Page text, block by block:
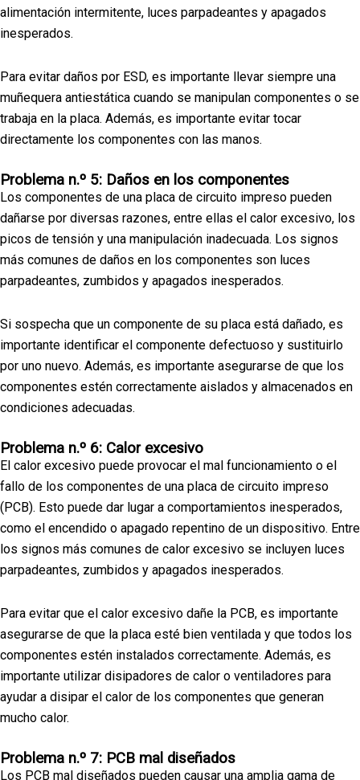
alimentación intermitente, luces parpadeantes y apagados
inesperados.
Para evitar daños por ESD, es importante llevar siempre una
muñequera antiestática cuando se manipulan componentes o se
trabaja en la placa. Además, es importante evitar tocar
directamente los componentes con las manos.
Problema n.º 5: Daños en los componentes
Los componentes de una placa de circuito impreso pueden
dañarse por diversas razones, entre ellas el calor excesivo, los
picos de tensión y una manipulación inadecuada. Los signos
más comunes de daños en los componentes son luces
parpadeantes, zumbidos y apagados inesperados.
Si sospecha que un componente de su placa está dañado, es
importante identificar el componente defectuoso y sustituirlo
por uno nuevo. Además, es importante asegurarse de que los
componentes estén correctamente aislados y almacenados en
condiciones adecuadas.
Problema n.º 6: Calor excesivo
El calor excesivo puede provocar el mal funcionamiento o el
fallo de los componentes de una placa de circuito impreso
(PCB). Esto puede dar lugar a comportamientos inesperados,
como el encendido o apagado repentino de un dispositivo. Entre
los signos más comunes de calor excesivo se incluyen luces
parpadeantes, zumbidos y apagados inesperados.
Para evitar que el calor excesivo dañe la PCB, es importante
asegurarse de que la placa esté bien ventilada y que todos los
componentes estén instalados correctamente. Además, es
importante utilizar disipadores de calor o ventiladores para
ayudar a disipar el calor de los componentes que generan
mucho calor.
Problema n.º 7: PCB mal diseñados
Los PCB mal diseñados pueden causar una amplia gama de